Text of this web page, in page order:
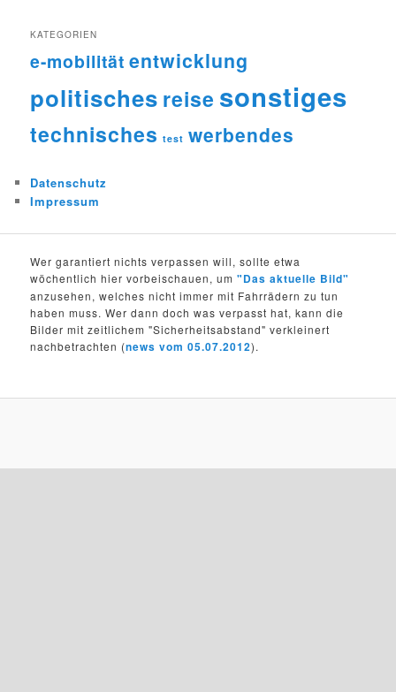
KATEGORIEN
e-mobilität entwicklung
politisches reise sonstiges
technisches test werbendes
Datenschutz
Impressum
Wer garantiert nichts verpassen will, sollte etwa
wöchentlich hier vorbeischauen, um"Das aktuelle Bild"
anzusehen, welches nicht immer mit Fahrrädern zu tun
haben muss. Wer dann doch was verpasst hat, kann die
Bilder mit zeitlichem "Sicherheitsabstand" verkleinert
nachbetrachten (news vom 05.07.2012).